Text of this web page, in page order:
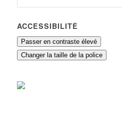
ACCESSIBILITÉ
Passer en contraste élevé
Changer la taille de la police